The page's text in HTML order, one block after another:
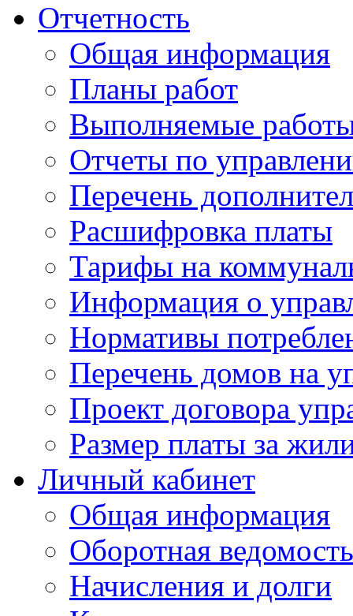
Отчетность
Общая информация
Планы работ
Выполняемые
Отчеты по
Перечень
Расшифровка платы
Тарифы на
Информация о
Нормативы
Перечень домов на
Проект договора
Размер платы за
Личный кабинет
Общая информация
Оборотная ведомость
Начисления и долги